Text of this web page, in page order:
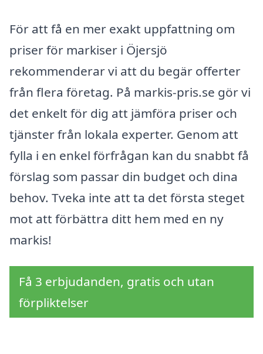
För att få en mer exakt uppfattning om
priser för markiser i Öjersjö
rekommenderar vi att du begär offerter
från flera företag. På markis-pris.se gör vi
det enkelt för dig att jämföra priser och
tjänster från lokala experter. Genom att
fylla i en enkel förfrågan kan du snabbt få
förslag som passar din budget och dina
behov. Tveka inte att ta det första steget
mot att förbättra ditt hem med en ny
markis!
Få 3 erbjudanden, gratis och utan
förpliktelser